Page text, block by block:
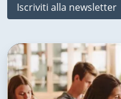
Iscriviti alla newsletter